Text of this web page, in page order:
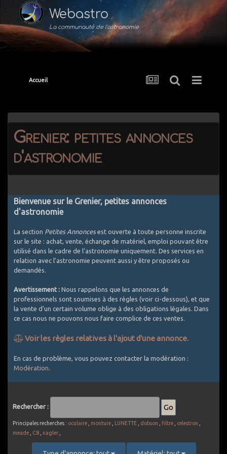
Webastro
La communauté de l'astronomie
Accueil
Grenier: petites annonces
d'astronomie
Bienvenue sur le Grenier, petites annonces
d'astronomie
La section Petites Annoncesest ouverte à toute personne inscrite
sur le site : achat, vente, échange de matériel, emploi pouvant être
utilisé dans le cadre de l'astronomie uniquement. Des services en
relation avec l'astronomie peuvent aussi y être proposés ou
demandés.
Avertissement : Nous rappelons que les annonces de
professionnels sont soumises à des règles (voir ci-dessous), et que
la vente d'un certain volume oblige à des obligations légales. Dans
ce cas nous ne pouvons nous faire complice de ces ventes.
Voir les règles relatives à l'ajout d'une annonce.
Comment bien utiliser les Petites Annonces ?
possible l'objet de l'annonce
le matériel photographique si spécifique astro (APN défiltrés,
filtres, intervallometre, objectifs avec bague raccord pour CCD
... ou packs comprenant au moins une composante témoignant
d'un usage astro). Le matériel photo généraliste est exclu (APN
batteries, sacs de transport, ...). Une petite exception pour les
En cas de problème, vous pouvez contacter la modération :
Modération.
Rechercher :
Principales recherches : oculaire monture LUNETTE dobson filtre celestron
meade
C8 nagler